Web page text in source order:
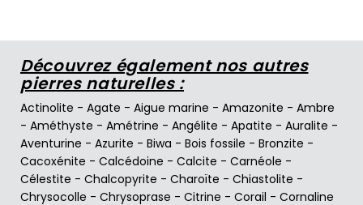
Découvrez également nos autres
pierres naturelles :
Actinolite - Agate - Aigue marine - Amazonite - Ambre
- Améthyste - Amétrine - Angélite - Apatite - Auralite -
Aventurine - Azurite - Biwa - Bois fossile - Bronzite -
Cacoxénite - Calcédoine - Calcite - Carnéole -
Célestite - Chalcopyrite - Charoïte - Chiastolite -
Chrysocolle - Chrysoprase - Citrine - Corail - Cornaline